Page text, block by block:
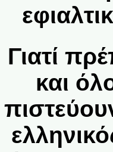
Γιατί
και